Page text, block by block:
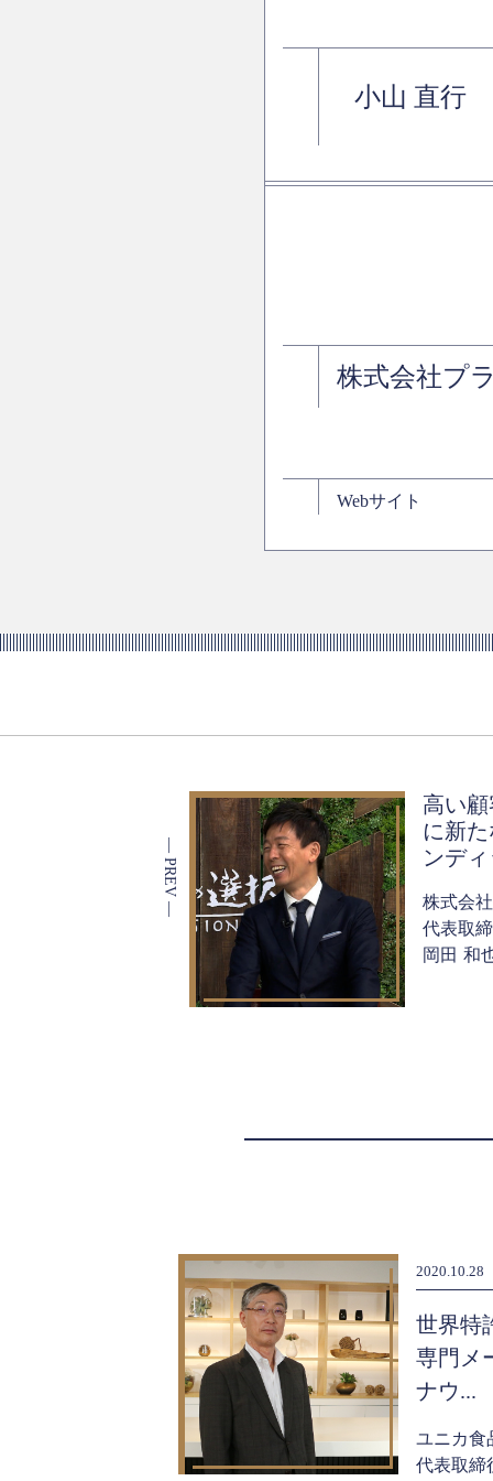
小山 直行
株式会社プ
Webサイト
高い
に新
ンデ
株式会
代表取
岡田 和
2020.10.28
世界特
専門メ
ナウ...
ユニカ食
代表取締